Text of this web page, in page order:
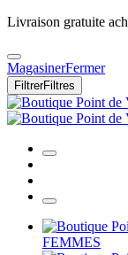
Livraison gratuite
MagasinerFermer
FiltrerFiltres
FEMMES